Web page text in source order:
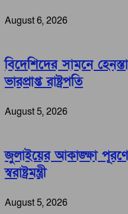
August 6, 2026
বিদেশিদের সামনে
ভারপ্রাপ্ত রাষ্ট্রপতি
August 5, 2026
জুলাইয়ের আকাঙ্ক্ষা
স্বরাষ্ট্রমন্ত্রী
August 5, 2026